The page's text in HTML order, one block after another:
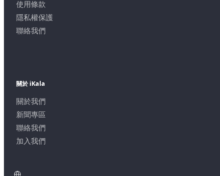
使用條款
隱私權保護
聯絡我們
關於 iKala
關於我們
新聞專區
聯絡我們
加入我們